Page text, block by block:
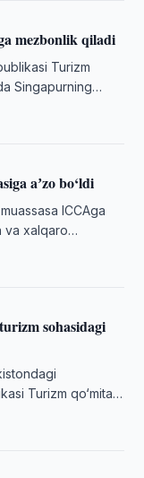
mezbonlik qiladi
Turizm
Singapurning
aʼzo bo‘ldi
ICCAga
va xalqaro
sohasidagi
Turizm qo‘mitasi